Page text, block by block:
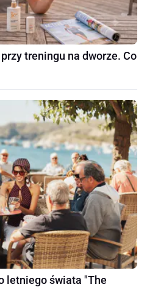
treningu na dworze. Co
letniego świata "The